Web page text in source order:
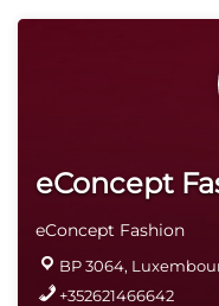
eConcept
eConcept Fashion
BP 3064,
+352621466642